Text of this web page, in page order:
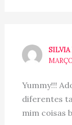
SILVIA
Yummy!!!
diferentes
mim coisas